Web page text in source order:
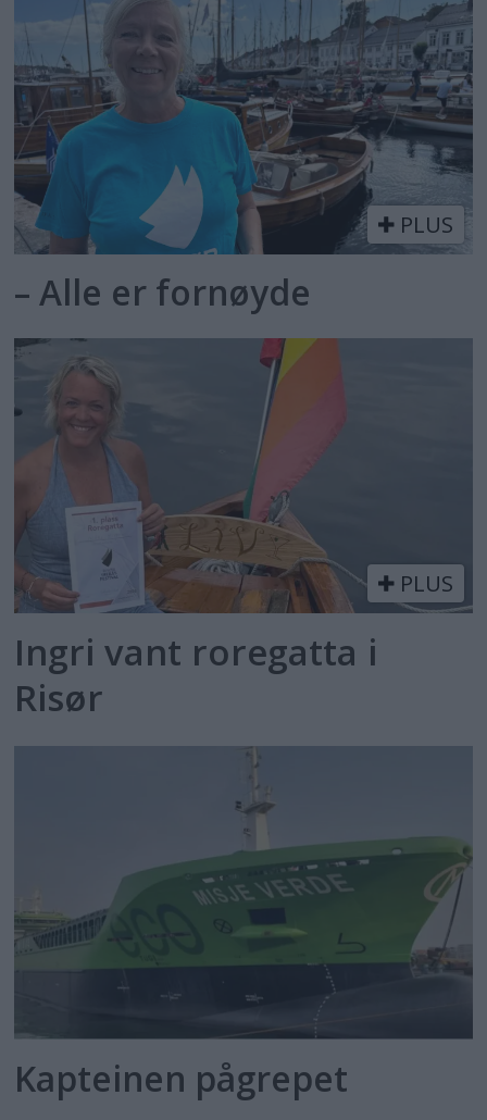
PLUS
– Alle er fornøyde
PLUS
Ingri vant roregatta i
Risør
Kapteinen pågrepet